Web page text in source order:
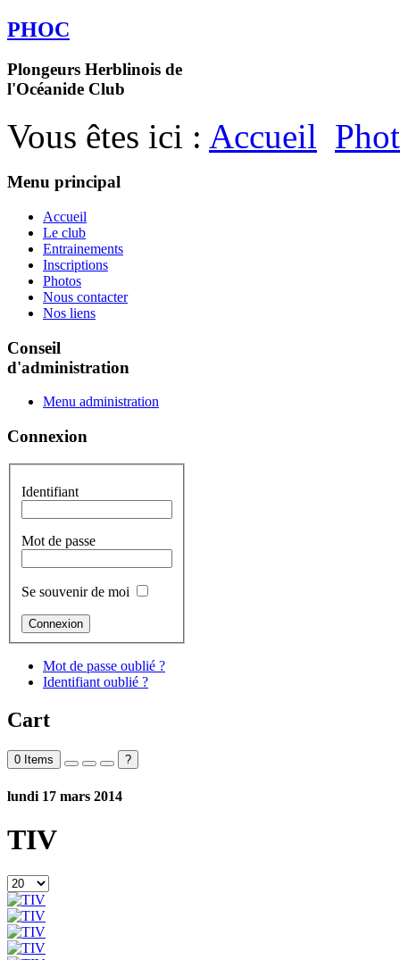
PHOC
Plongeurs Herblinois de
l'Océanide Club
Vous êtes ici : Accueil
Menu principal
Accueil
Le club
Entrainements
Inscriptions
Photos
Nous contacter
Nos liens
Conseil
d'administration
Menu administration
Connexion
Identifiant
Mot de passe
Se souvenir de moi
Mot de passe oublié ?
Identifiant oublié ?
Cart
0 Items ?
lundi 17 mars 2014
TIV